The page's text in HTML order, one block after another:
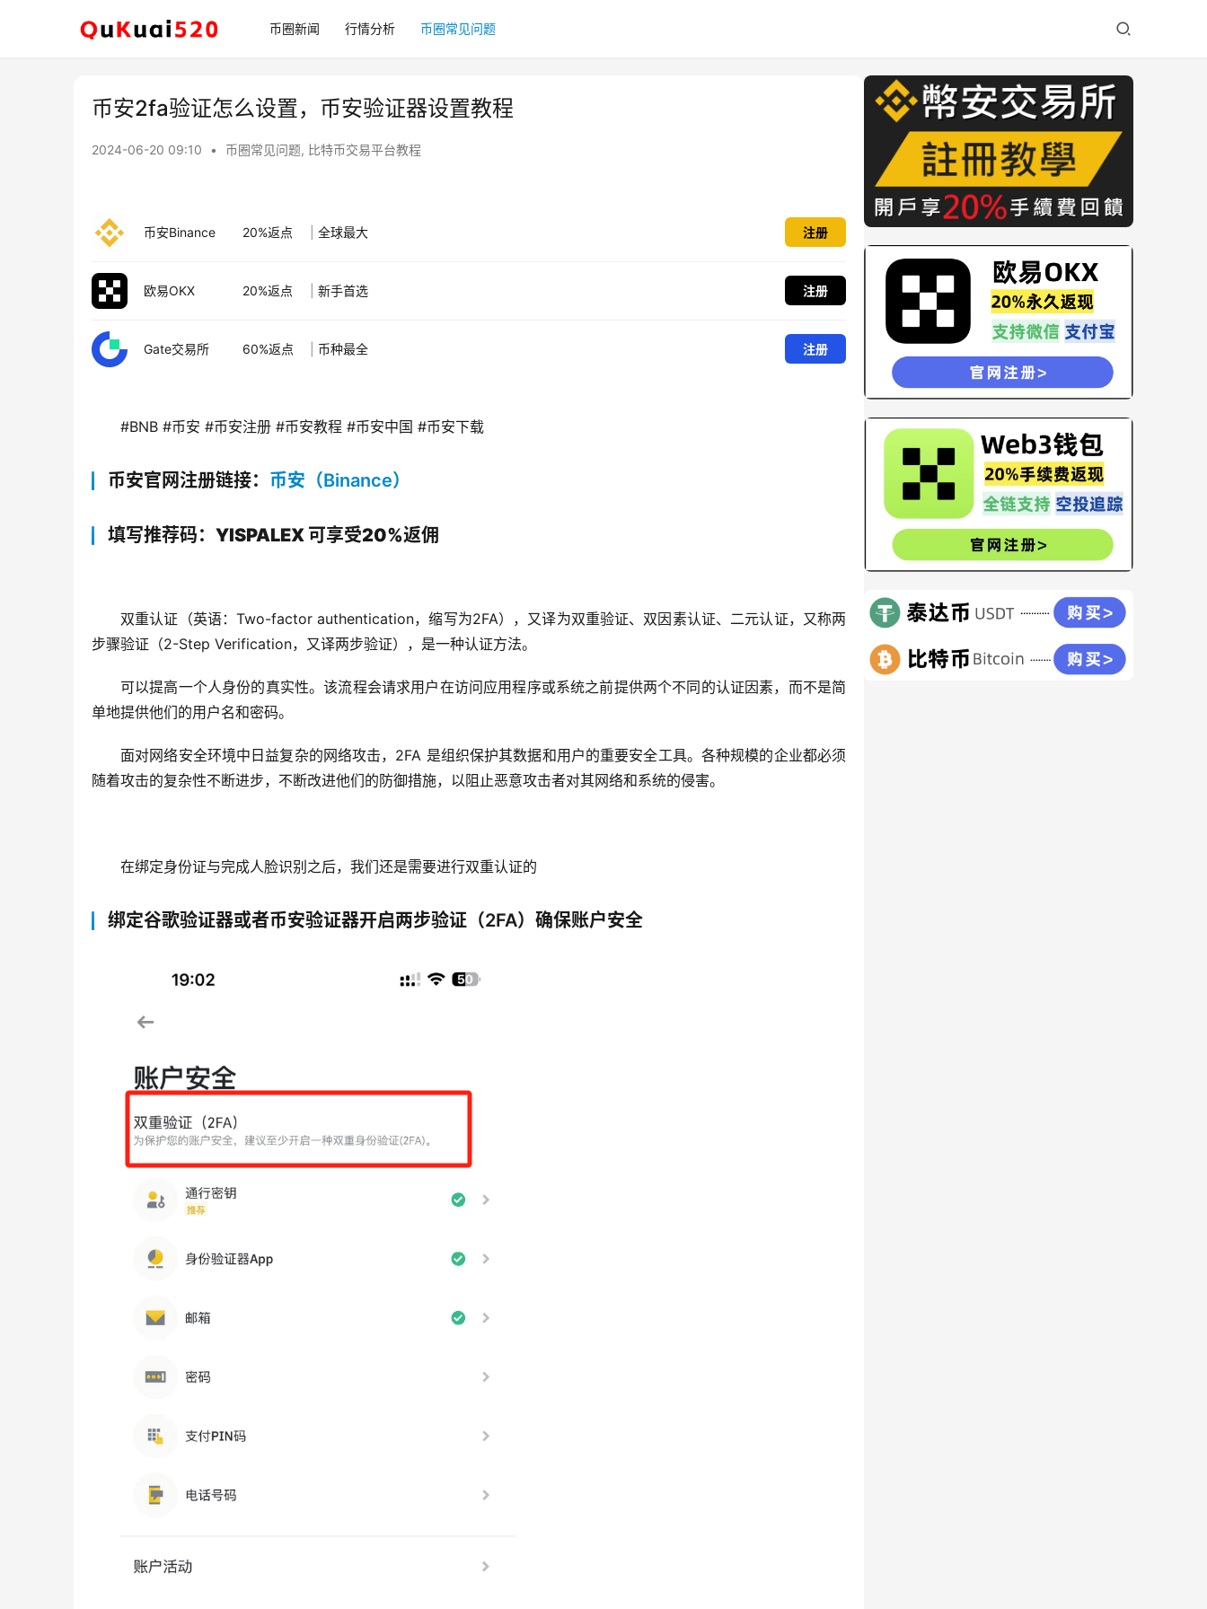
币圈新闻 行情分析 币圈常见问题
币安2fa验证怎么设置，币安验证器设置教程
2024-06-20 09:10 • 币圈常见问题, 比特币交易平台教程
币安Binance 20%返点 全球最大 注册
欧易OKX 20%返点 新手首选 注册
Gate交易所 60%返点 币种最全 注册
#BNB #币安 #币安注册 #币安教程 #币安中国 #币安下载
币安官网注册链接： 币安（Binance）
填写推荐码：YISPALEX 可享受20%返佣
双重认证 （英语：Two-factor authentication，缩写为2FA），又译为双重验证、 双因素认证、 二元认证，又称两
步骤验证 （2-Step Verification，又译两步验证），是一种认证方法。
可以提高一个人身份的真实性。该流程会请求用户在访问应用程序或系统之前提供两个不同的认证因素，而不是简
单地提供他们的用户名和密码。
面对网络安全环境中日益复杂的网络攻击，2FA 是组织保护其数据和用户的重要安全工具。各种规模的企业都必须
随着攻击的复杂性不断进步，不断改进他们的防御措施，以阻止恶意攻击者对其网络和系统的侵害。
在绑定身份证与完成人脸识别之后，我们还是需要进行双重认证的
绑定谷歌验证器或者币安验证器开启两步验证（2FA）确保账户安全